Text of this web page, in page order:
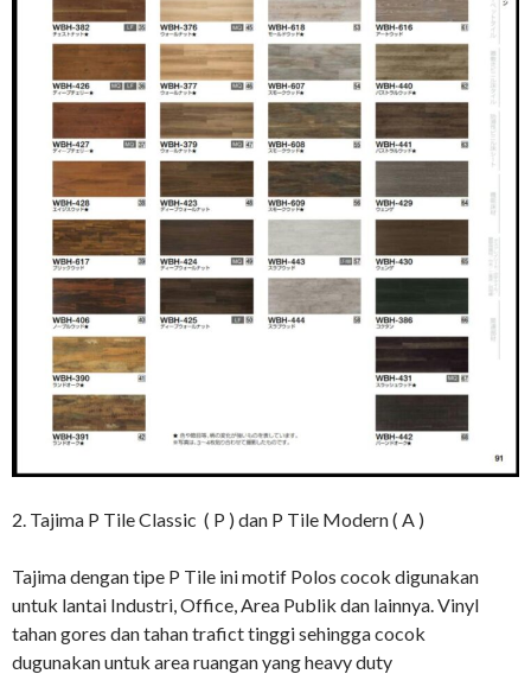
2. Tajima P Tile Classic ( P ) dan P Tile Modern ( A )
Tajima dengan tipe P Tile ini motif Polos cocok digunakan
untuk lantai Industri, Office, Area Publik dan lainnya. Vinyl
tahan gores dan tahan trafict tinggi sehingga cocok
dugunakan untuk area ruangan yang heavy duty